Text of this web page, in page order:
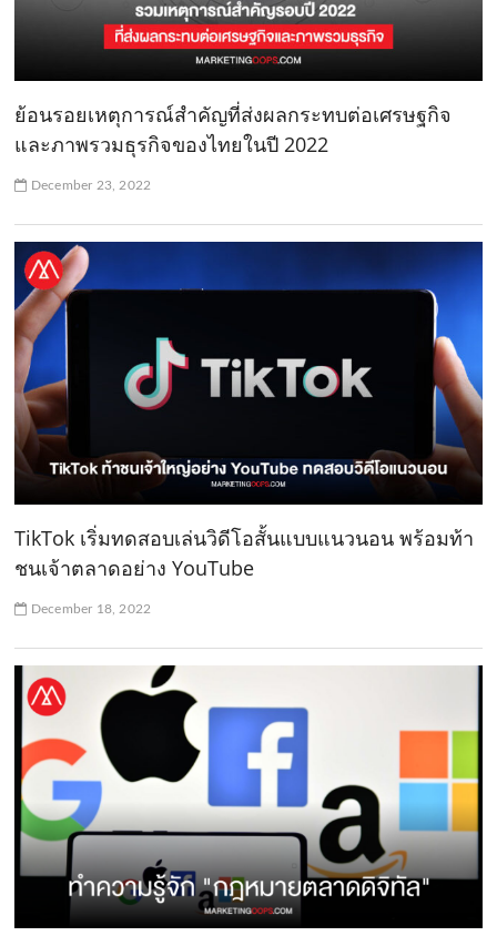
ย้อนรอยเหตุการณ์สำคัญที่ส่งผลกระทบต่อเศรษฐกิจ
และภาพรวมธุรกิจของไทยในปี 2022
December 23, 2022
TikTok เริ่มทดสอบเล่นวิดีโอสั้นแบบแนวนอน พร้อมท้า
ชนเจ้าตลาดอย่าง YouTube
December 18, 2022